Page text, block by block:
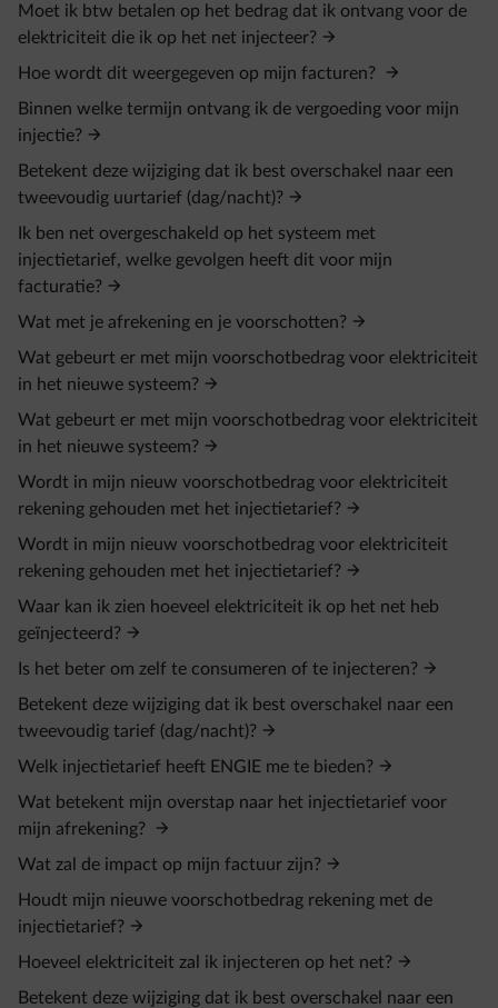
Moet ik btw betalen op het bedrag dat ik ontvang voor de
elektriciteit die ik op het net injecteer?
Hoe wordt dit weergegeven op mijn facturen?
Binnen welke termijn ontvang ik de vergoeding voor mijn
injectie?
Betekent deze wijziging dat ik best overschakel naar een
tweevoudig uurtarief (dag/nacht)?
Ik ben net overgeschakeld op het systeem met
injectietarief, welke gevolgen heeft dit voor mijn
facturatie?
Wat met je afrekening en je voorschotten?
Wat gebeurt er met mijn voorschotbedrag voor elektriciteit
in het nieuwe systeem?
Wat gebeurt er met mijn voorschotbedrag voor elektriciteit
in het nieuwe systeem?
Wordt in mijn nieuw voorschotbedrag voor elektriciteit
rekening gehouden met het injectietarief?
Wordt in mijn nieuw voorschotbedrag voor elektriciteit
rekening gehouden met het injectietarief?
Waar kan ik zien hoeveel elektriciteit ik op het net heb
geïnjecteerd?
Is het beter om zelf te consumeren of te injecteren?
Betekent deze wijziging dat ik best overschakel naar een
tweevoudig tarief (dag/nacht)?
Welk injectietarief heeft ENGIE me te bieden?
Wat betekent mijn overstap naar het injectietarief voor
mijn afrekening?
Wat zal de impact op mijn factuur zijn?
Houdt mijn nieuwe voorschotbedrag rekening met de
injectietarief?
Hoeveel elektriciteit zal ik injecteren op het net?
Betekent deze wijziging dat ik best overschakel naar een